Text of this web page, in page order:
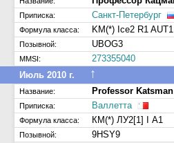
Название: Профессор Кацман